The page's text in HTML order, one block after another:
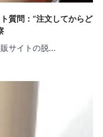
質問：“注文してからど
サイトの脱…